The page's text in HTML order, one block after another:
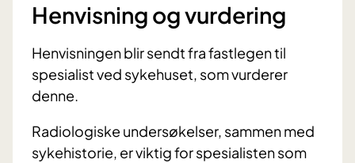
Henvisning og vurdering
Henvisningen blir sendt fra fastlegen til
spesialist ved sykehuset, som vurderer
denne.
Radiologiske undersøkelser, sammen med
sykehistorie, er viktig for spesialisten som